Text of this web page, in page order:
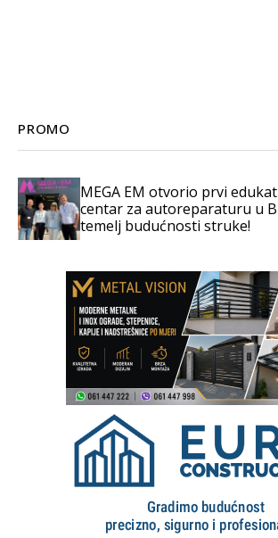
PROMO
MEGA EM otvorio prvi
centar za autoreparaturu u
temelj budućnosti struke!